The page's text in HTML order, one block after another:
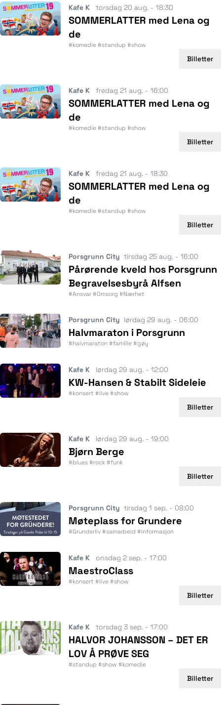
Kafe K torsdag 20 aug. - 18:30
SOMMERLATTER med Lena og
de
#komedie #standup #show
Billetter
Kafe K fredag 21 aug. - 16:00
SOMMERLATTER med Lena og
de
#komedie #standup #show
Billetter
Kafe K fredag 21 aug. - 18:30
SOMMERLATTER med Lena og
de
#komedie #standup #show
Billetter
Porsgrunn City tirsdag 25 aug. - 16:00
Pårørende kveld hos Porsgrunn
Begravelsesbyrå Alfsen
#Ansvar #Omsorg #Nærhet
Porsgrunn City lørdag 29 aug. - 06:00
Halvmaraton i Porsgrunn
#halvmaraton #familie #gøy
Kafe K lørdag 29 aug. - 12:00
KW-Hansen & Stabilt Sideleie
#konsert #live #show
Billetter
Kafe K lørdag 29 aug. - 19:00
Bjørn Berge
#blues #rock #funk
Billetter
Porsgrunn City tirsdag 1 sep. - 08:00
Møteplass for Grundere
#Grunderliv #samarbeid #informasjon
Kafe K onsdag 2 sep. - 17:00
MaestroClass
#konsert #live #show
Billetter
Kafe K torsdag 3 sep. - 17:00
HALVOR JOHANSSON – DET ER
LOV Å PRØVE SEG
#standup #show #komedie
Billetter